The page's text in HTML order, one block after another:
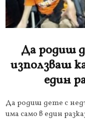
Да родиш
използваш
един
Да родиш дете с
има само в един